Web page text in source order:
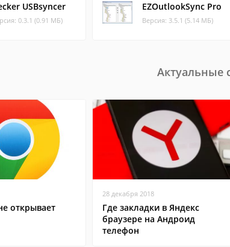
USBsyncer
0.3.1 (0.91 МБ)
EZOutlookSync Pro
Версия: 3.5.1 (5.14 МБ)
Актуальные
открывает
28 декабря 2018
Где закладки в Яндекс
браузере на Андроид
телефон